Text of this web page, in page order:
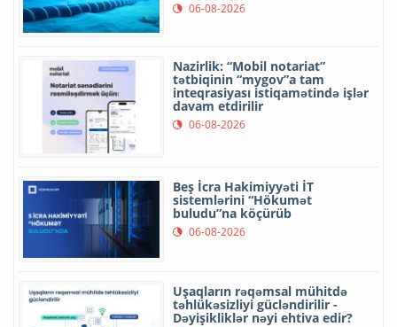
06-08-2026
Nazirlik: “Mobil notariat”
tətbiqinin “mygov”a tam
inteqrasiyası istiqamətində işlər
davam etdirilir
06-08-2026
Beş İcra Hakimiyyəti İT
sistemlərini “Hökumət
buludu”na köçürüb
06-08-2026
Uşaqların rəqəmsal mühitdə
təhlükəsizliyi gücləndirilir -
Dəyişikliklər nəyi ehtiva edir?